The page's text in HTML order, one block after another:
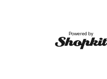
Powered by